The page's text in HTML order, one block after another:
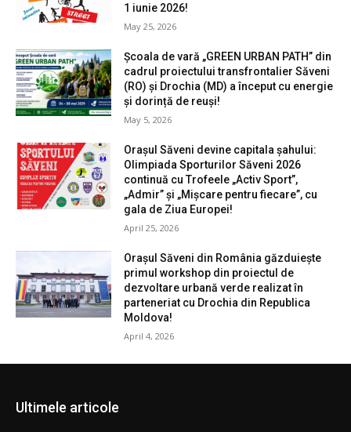
1 iunie 2026!
May 25, 2026
Școala de vară „GREEN URBAN PATH” din
cadrul proiectului transfrontalier Săveni
(RO) și Drochia (MD) a început cu energie
și dorință de reuși!
May 5, 2026
Orașul Săveni devine capitala șahului:
Olimpiada Sporturilor Săveni 2026
continuă cu Trofeele „Activ Sport”,
„Admir” și „Mișcare pentru fiecare”, cu
gala de Ziua Europei!
April 25, 2026
Orașul Săveni din România găzduiește
primul workshop din proiectul de
dezvoltare urbană verde realizat în
parteneriat cu Drochia din Republica
Moldova!
April 4, 2026
Ultimele articole